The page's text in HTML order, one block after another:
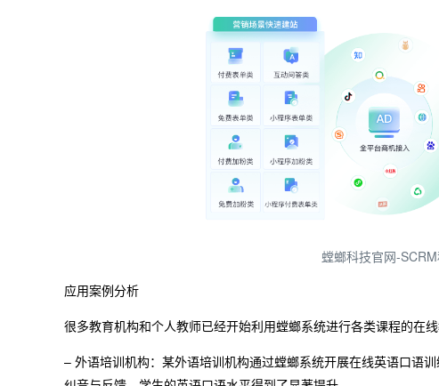
螳螂科技官网-
应用案例分析
很多教育机构和个人教师已经开始利用螳螂系统进行各类课程的在
– 外语培训机构：某外语培训机构通过螳螂系统开展在线英语口语